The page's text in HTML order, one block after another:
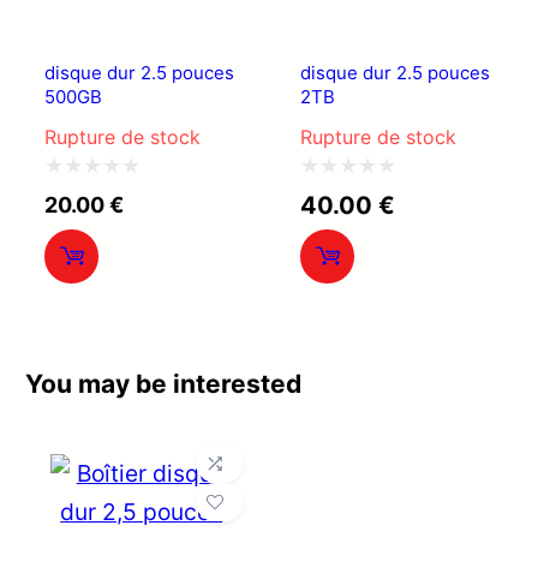
disque dur 2.5 pouces
500GB
Rupture de stock
Note
0
sur
20.00€
disque dur 2.5 pouces
2TB
Rupture de stock
Note
0
sur
40.00 €
You may be interested